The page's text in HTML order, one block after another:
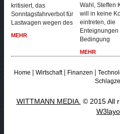
kritisiert, das
Sonntagsfahrverbot für
Lastwagen wegen des
MEHR
Wahl, Steffen
will in keine
eintreten, die
Enteignungen
Bedingung
MEHR
Home|Wirtschaft| Finanzen|
WITTMANN MEDIA. © 2015 All